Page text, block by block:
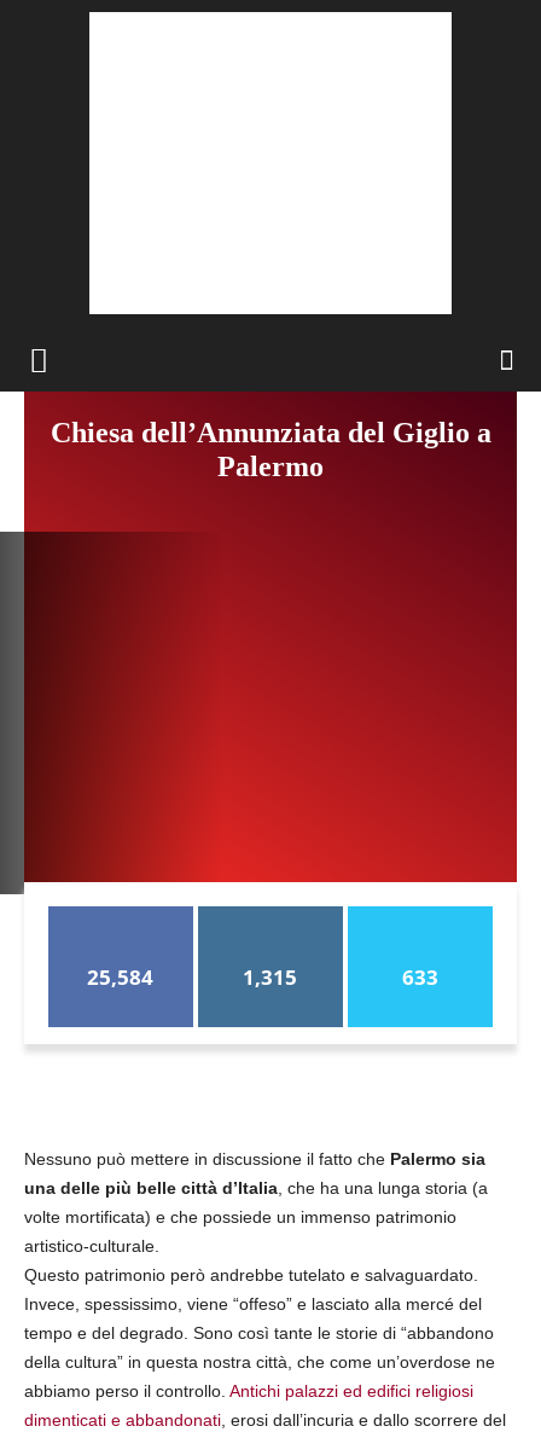
Chiesa dell’Annunziata del Giglio a
Palermo
25,584 1,315 633
Nessuno può mettere in discussione il fatto che Palermo sia
una delle più belle città d’Italia , che ha una lunga storia (a
volte mortificata) e che possiede un immenso patrimonio
artistico-culturale.
Questo patrimonio però andrebbe tutelato e salvaguardato.
Invece, spessissimo, viene “offeso” e lasciato alla mercé del
tempo e del degrado. Sono così tante le storie di “abbandono
della cultura” in questa nostra città, che come un’overdose ne
abbiamo perso il controllo. Antichi palazzi ed edifici religiosi
dimenticati e abbandonati , erosi dall’incuria e dallo scorrere del